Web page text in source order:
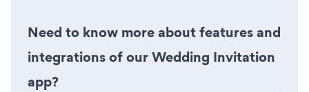
Need to know more about features and
integrations of our Wedding Invitation
app?